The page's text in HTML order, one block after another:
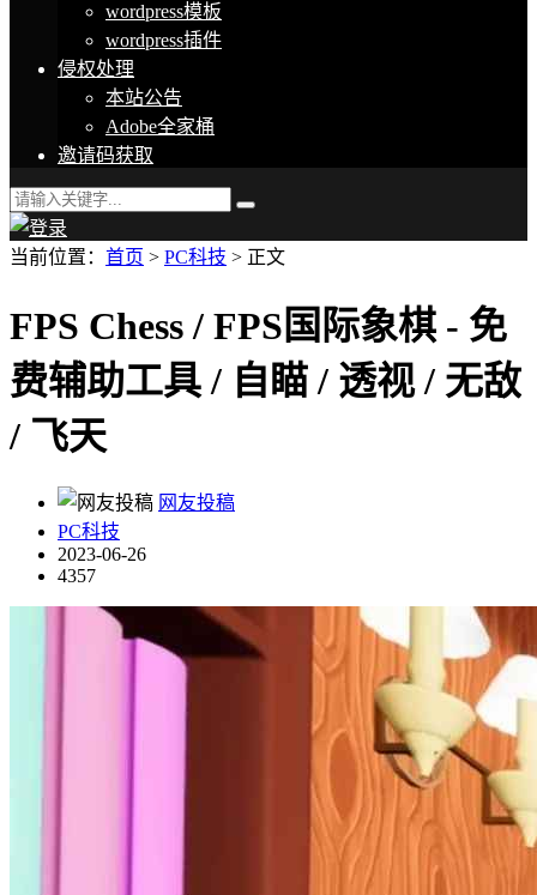
wordpress模板
wordpress插件
侵权处理
本站公告
Adobe全家桶
邀请码获取
当前位置： 首页 > PC科技 > 正文
FPS Chess / FPS国际象棋 - 免
费辅助工具 / 自瞄 / 透视 / 无敌
/ 飞天
网友投稿
PC科技
2023-06-26
4357